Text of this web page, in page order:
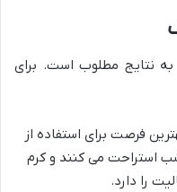
نتایج مطلوب است. برای
فرصت برای استفاده از
استراحت می کنند و کرم
را دارد.